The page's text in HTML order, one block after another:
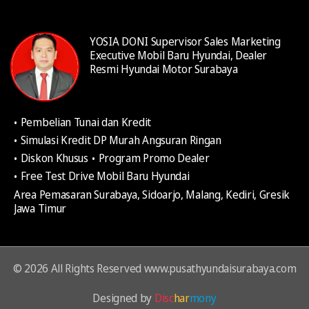
Burglar Alarm
Ultrasonic Intrusion Protection Alarm (tipe
Prime & N Line)
YOSIA DONI Supervisor Sales Marketing
Executive Mobil Baru Hyundai, Dealer
Resmi Hyundai Motor Surabaya
Pembelian Tunai dan Kredit
Simulasi Kredit DP Murah Angsuran Ringan
Diskon Khusus
Program Promo Dealer
Free Test Drive Mobil Baru Hyundai
Area Pemasaran Surabaya, Sidoarjo, Malang, Kediri, Gresik
Jawa Timur
© 2026 All Rights Reserved www.pusathyundaisurabaya.com
Designed by Discharmony